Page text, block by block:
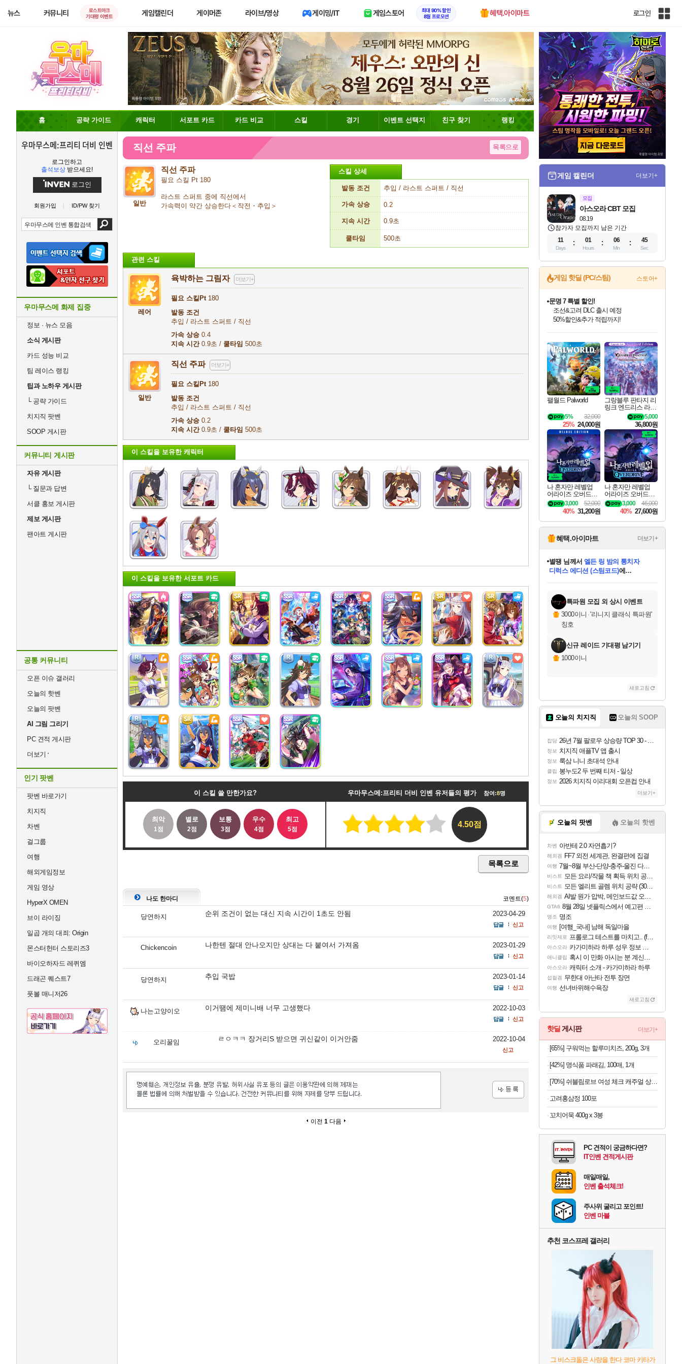
뉴스 커뮤니티
로스트아크
기대평 이벤트
게임캘린더 게이머존 라이브/영상 게이밍/IT 게임스토어
최대 90% 할인
8월 프로모션
혜택.아이마트 로그인
인
전
이
트
맵
홈 공략 가이드 캐릭터 서포트 카드 카드 비교 스킬 경기 이벤트 선택지 친구 찾기 랭킹
우마무스메:프리티 더비 인벤
로그인하고
출석보상 받으세요!
로그인
회원가입 ID/PW 찾기
우마무스메 화제 집중
정보 · 뉴스 모음
소식 게시판
카드 성능 비교
팀 레이스 랭킹
팁과 노하우 게시판
└공략 가이드
치지직 팟벤
SOOP 게시판
커뮤니티 게시판
자유 게시판
└질문과 답변
서클 홍보 게시판
제보 게시판
팬아트 게시판
공통 커뮤니티
오픈 이슈 갤러리
오늘의 핫벤
오늘의 팟벤
AI 그림 그리기
PC 견적 게시판
더보기
인기 팟벤
팟벤 바로가기
치지직
차벤
걸그룹
여행
해외게임정보
게임 영상
HyperX OMEN
브이 라이징
일곱 개의 대죄: Origin
몬스터헌터 스토리즈3
바이오하자드 레퀴엠
드래곤 퀘스트7
풋볼 매니저26
직선 주파 목록으로
일반
직선 주파
필요 스킬 Pt 180
라스트 스퍼트 중에 직선에서
가속력이 약간 상승한다＜작전・추입＞
스킬 상세
발동 조건 추입 / 라스트 스퍼트 / 직선
가속 상승 0.2
지속 시간 0.9초
쿨타임 500초
관련 스킬
레어
육박하는 그림자 더보기+
필요 스킬Pt180
발동 조건
추입 / 라스트 스퍼트 / 직선
가속 상승 0.4
지속 시간0.9초 / 쿨타임 500초
일반
직선 주파 더보기+
필요 스킬Pt180
발동 조건
추입 / 라스트 스퍼트 / 직선
가속 상승 0.2
지속 시간0.9초 / 쿨타임 500초
이 스킬을 보유한 캐릭터
이 스킬을 보유한 서포트 카드
이 스킬 쓸 만한가요?
최악
1점
별로
2점
보통
3점
우수
4점
최고
5점
우마무스메:프리티 더비 인벤 유저들의 평가 참여:8명
4.50점
목록으로
나도 한마디 코멘트(5)
당연하지 순위 조건이 없는 대신 지속 시간이 1초도 안됨 2023-04-29
답글 신고
Chickencoin 나한텐 절대 안나오지만 상대는 다 붙여서 가져옴 2023-01-29
답글 신고
당연하지 추입 국밥 2023-01-14
답글 신고
나는고양이오 이거땜에 제미니배 너무 고생했다 2022-10-03
답글 신고
오리꿀임 ㄹㅇㅋㅋ 장거리S 받으면 귀신같이 이거안줌 2022-10-04
신고
이전 1 다음
게임 캘린더 더보기+
모집
08.19
아스오라 CBT 모집
참가자 모집까지 남은 기간
11
Days
01
Hours
06
Min
45
Sec
게임 핫딜 (PC/스팀) 스토어+
최대 90% 할인가를 만나보세요!
네이버혜택과 함께 만나보세요!
문명 7 특별 할인!
조선&고려 DLC 출시 예정
50%할인&추가 적립까지!
네이버 포인트 혜택까지!
이니&베니 혜택까지!
네이버 혜택가와 함께 예약하세요!
할인&네이버혜택으로 만나보세요!
네이버페이 혜택과 만나보세요!
40주년 프로모션으로 만나보세요!
할인가에 만나보세요!
일부 에디션 상시 할인!
혜택으로 예약 판매 중
편안하게 충전하세요
팰월드 Palworld
32,000
5%
25% 24,000원
그랑블루 판타지 리
링크 엔드리스 라그
나로크 업그레이드
킷 Granblue Fantasy
Relink Endless Ragn
arok Upgrade Kit DL
C
5,000
36,800원
나 혼자만 레벨업
어라이즈 오버드라
이브 디럭스 에디션
Solo Leveling Arise
Overdrive Deluxe Edi
tion
52,000
3,000
40% 31,200원
나 혼자만 레벨업
어라이즈 오버드라
이브 Solo Leveling A
rise
46,000
3,000
40% 27,600원
혜택.아이마트 더보기+
교환.
별땡 님께서 엘든 링 밤의 통치자
디럭스 에디션 (스팀코드)에
당첨되셨습니다.
당첨되셨습니다.
당첨되셨습니다.
당첨되셨습니다.
당첨되셨습니다.
당첨되셨습니다.
에디션 (스팀코드)를 교환.
당첨되셨습니다.
특파원 모집 외 상시 이벤트
3000이니 ·'리니지 클래식 특파원'
칭호
신규 레이드 기대평 남기기
1000이니
새로고침
오늘의 치지직 오늘의 SOOP
잡담 26년 7월 팔로우 상승량 TOP 30 - 월간 치지직
정보 치지직 애플TV 앱 출시
정보 룩삼 니니 초대석 안내
클립 봉누도2 두 번째 티저 - 일상
정보 2026 치지직 이리대회 오픈컵 안내
더보기+
오늘의 팟벤 오늘의 핫벤
차벤 아반테 2.0 자연흡기?
해외겜 FF7 외전 세계관, 완결편에 집결
여행 7월~8월 부산-단양-충주-울진 다녀왔어요~
비스트 모든 요리/작물 책 획득 위치 공략 (36개) - 미식가 도전과제
비스트 모든 엘리트 골렘 위치 공략 (30개) - 방랑 결투가
해외겜 AI발 원가 압박, 메인보드값 오르나
GTA6 8월 28일 넷플릭스에서 예고편 공개 예정
명조 명조
여행 [여행_국내] 남해 독일마을
리밋제로 프롤로그 테스트를 마치고.. (feat. 리아)
아스오라 카가미하라 하루 성우 정보 및 주요 필모
애니클립 혹시 이 만화 아시는 분 계신가요
아스오라 캐릭터 소개 - 카가미하라 하루
섭컬겜 무한대 아난타 전투 장면
여행 선녀바위해수욕장
새로고침
핫딜 게시판 더보기+
[65%] 구워먹는 할루미치즈, 200g, 3개
[42%] 명식품 파래김, 100매, 1개
[70%] 쉬블림로브 여성 체크 캐주얼 상하의 세트 안드리 GW1780, FREE, 1세트
고려홍삼정 100포
꼬치어묵 400g x 3봉
PC 견적이 궁금하다면?
IT인벤 견적게시판
매일매일,
인벤 출석체크!
주사위 굴리고 포인트!
인벤 마블
추천 코스프레 갤러리
그 비스크돌은 사랑을 한다 코마 키타가